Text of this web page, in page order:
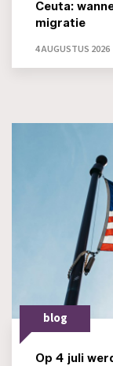
Ceuta:
migratie
4 AUGUSTUS 2026
blog
Op 4 juli